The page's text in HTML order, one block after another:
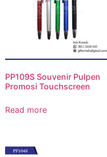
PP109S Souvenir Pulpen
Promosi Touchscreen
Read more